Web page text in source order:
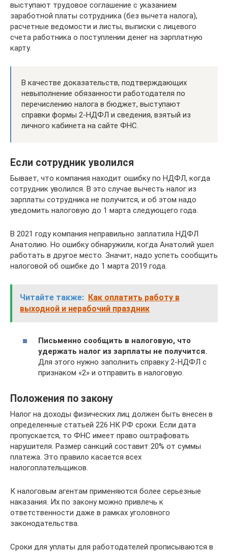
выступают трудовое соглашение с указанием
заработной платы сотрудника (без вычета налога),
расчетные ведомости и листы, выписки с лицевого
счета работника о поступлении денег на зарплатную
карту.
В качестве доказательств, подтверждающих
невыполнение обязанности работодателя по
перечислению налога в бюджет, выступают
справки формы 2-НДФЛ и сведения, взятый из
личного кабинета на сайте ФНС.
Если сотрудник уволился
Бывает, что компания находит ошибку по НДФЛ, когда
сотрудник уволился. В это случае вычесть налог из
зарплаты сотрудника не получится, и об этом надо
уведомить налоговую до 1 марта следующего года.
В 2021 году компания неправильно заплатила НДФЛ
Анатолию. Но ошибку обнаружили, когда Анатолий ушел
работать в другое место. Значит, надо успеть сообщить
налоговой об ошибке до 1 марта 2019 года.
Читайте также: Как оплатить работу в
выходной и нерабочий праздник
Письменно сообщить в налоговую, что
удержать налог из зарплаты не получится.
Для этого нужно заполнить справку 2-НДФЛ с
признаком «2» и отправить в налоговую.
Положения по закону
Налог на доходы физических лиц должен быть внесен в
определенные статьей 226 НК РФ сроки. Если дата
пропускается, то ФНС имеет право оштрафовать
нарушителя. Размер санкций составит 20% от суммы
платежа. Это правило касается всех
налогоплательщиков.
К налоговым агентам применяются более серьезные
наказания. Их по закону можно привлечь к
ответственности даже в рамках уголовного
законодательства.
Сроки для уплаты для работодателей прописываются в